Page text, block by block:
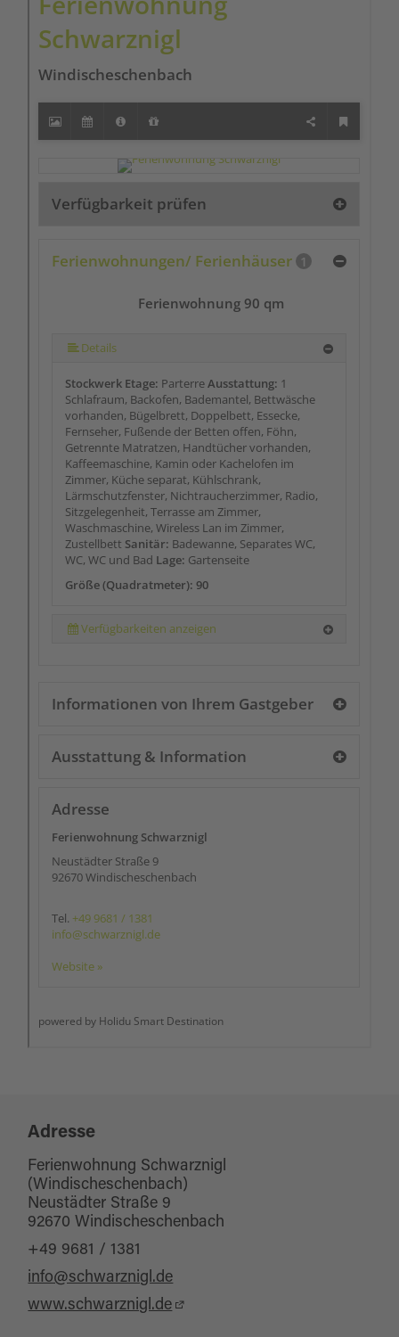
Adresse
Ferienwohnung Schwarznigl
(Windischeschenbach)
Neustädter Straße 9
92670 Windischeschenbach
+49 9681 / 1381
info@schwarznigl.de
www.schwarznigl.de